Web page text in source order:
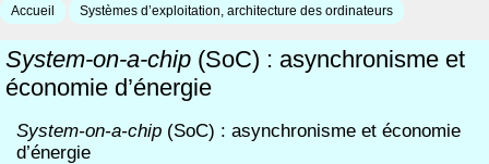
Accueil Systèmes d’exploitation, architecture des ordinateurs
System-on-a-chip (SoC) : asynchronisme et
économie d’énergie
System-on-a-chip (SoC) : asynchronisme et économie
d’énergie